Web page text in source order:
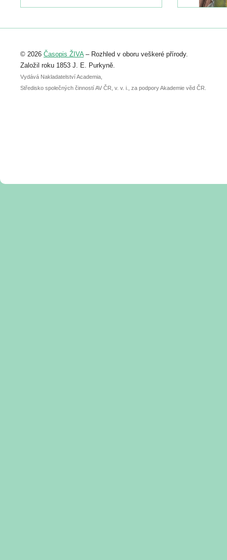
Registrovat se můžete do 6. září.
abstraktu přihlášené přednášky nebo
posteru je už 30. června.
© 2026 Časopis ŽIVA– Rozhled v oboru veškeré přírody.
Založil roku 1853 J. E. Purkyně.
Vydává Nakladatelství Academia,
Středisko společných činností AV ČR, v. v. i., za podpory Akademie věd ČR.